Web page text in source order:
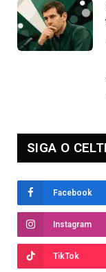
SIGA O
Facebook
Instagram
TikTok